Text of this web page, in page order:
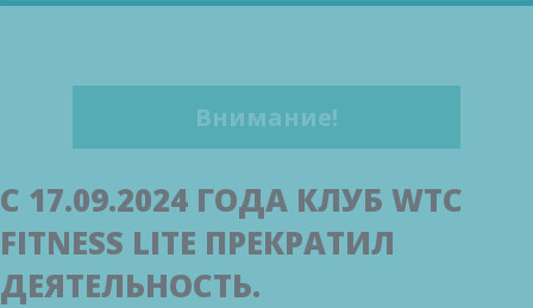
Внимание!
C 17.09.2024 ГОДА КЛУБ WTC
FITNESS LITE ПРЕКРАТИЛ
ДЕЯТЕЛЬНОСТЬ.